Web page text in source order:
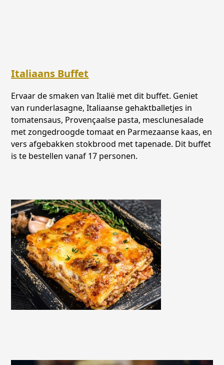
Italiaans Buffet
Ervaar de smaken van Italië met dit buffet. Geniet
van runderlasagne, Italiaanse gehaktballetjes in
tomatensaus, Provençaalse pasta, mesclunesalade
met zongedroogde tomaat en Parmezaanse kaas, en
vers afgebakken stokbrood met tapenade. Dit buffet
is te bestellen vanaf 17 personen.